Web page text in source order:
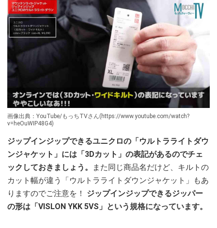
画像出典：YouTube/もっちTVさん(https://www.youtube.com/watch?
v=heOuWIP48G4)
ジップインジップできるユニクロの「ウルトラライトダウ
ンジャケット」には「3Dカット」の表記があるのでチェ
ックしておきましょう。
また同じ商品名だけど、キルトの
カット幅が違う「ウルトラライトダウンジャケット」もあ
りますのでご注意を！ ジップインジップできるジッパー
の形は「VISLON YKK 5VS」という規格になっています。